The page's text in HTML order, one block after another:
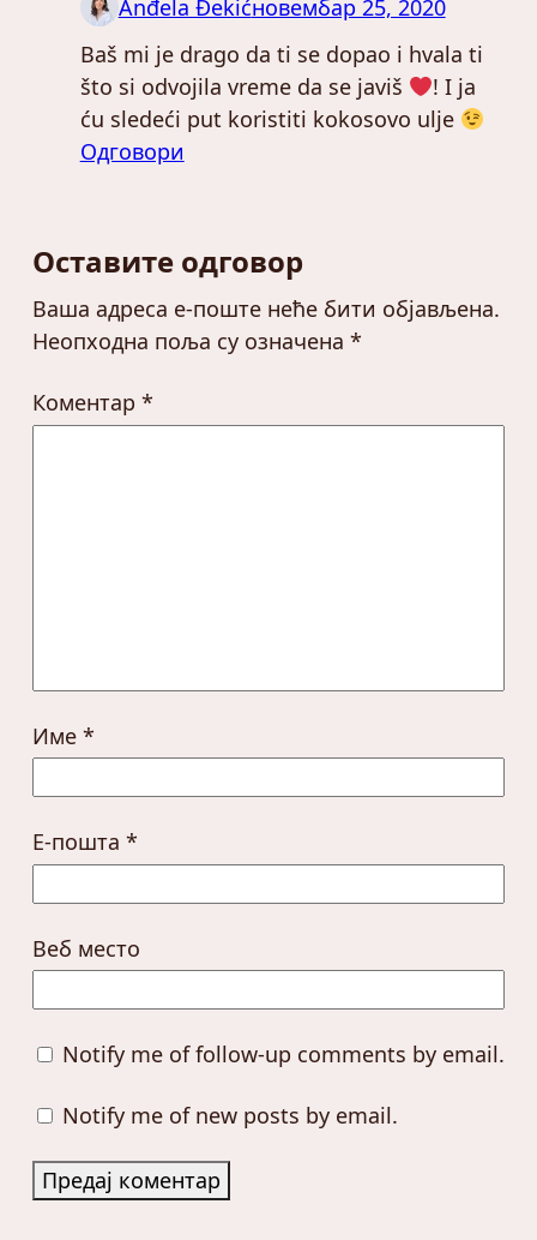
Anđela Đekićновембар 25, 2020
Baš mi je drago da ti se dopao i hvala ti
što si odvojila vreme da se javiš
! I ja
ću sledeći put koristiti kokosovo ulje
Одговори
Оставите одговор
Ваша адреса е-поште неће бити објављена.
Неопходна поља су означена *
Коментар *
Име *
Е-пошта *
Веб место
Notify me of follow-up comments by email.
Notify me of new posts by email.